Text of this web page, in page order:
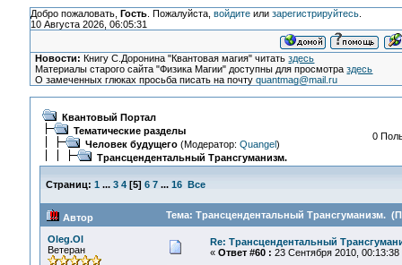
Добро пожаловать, Гость. Пожалуйста, войдитеили зарегистрируйтесь.
10 Августа 2026, 06:05:31
Новости: Книгу С.Доронина "Квантовая магия" читатьздесь
Материалы старого сайта "Физика Магии" доступны для просмотраздесь
О замеченных глюках просьба писать на почтуquantmag@mail.ru
Квантовый Портал
Тематические разделы
Человек будущего(Модератор: Quangel)
Трансцендентальный Трансгуманизм.
0
Страниц: 1 ... 3 4[5] 6 7 ... 16 Все
Автор Тема: Трансцендентальный Трансгуманизм.
Oleg.Ol
Ветеран
Re: Трансцендентальный
« Ответ #60 : 23 Сентября 2010, 00:13:38